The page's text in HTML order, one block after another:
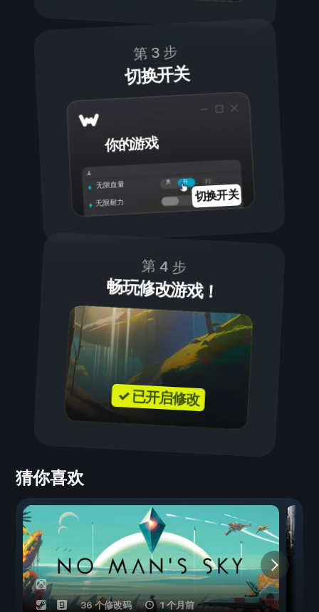
第 3 步
切换开关
你的游戏
开
关
无限血量
无限耐力
切换开关
第 4 步
畅玩修改游戏！
✓ 已开启修改
猜你喜欢
36 个修改码 1 个月前